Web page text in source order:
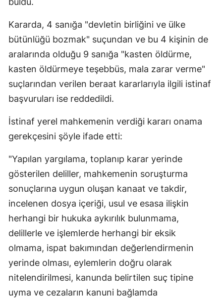
Zonguldak
Aksaray
Bayburt
Karaman
Batman
Bartın
Ardahan
Iğdır
Yalova
Karabük
Kilis
Osmaniye
Kararda, 4 sanığa "devletin birliğini ve ülke
bütünlüğü bozmak" suçundan ve bu 4 kişinin de
aralarında olduğu 9 sanığa "kasten öldürme,
kasten öldürmeye teşebbüs, mala zarar verme"
suçlarından verilen beraat kararlarıyla ilgili istinaf
başvuruları ise reddedildi.
İstinaf yerel mahkemenin verdiği kararı onama
gerekçesini şöyle ifade etti:
"Yapılan yargılama, toplanıp karar yerinde
gösterilen deliller, mahkemenin soruşturma
sonuçlarına uygun oluşan kanaat ve takdir,
incelenen dosya içeriği, usul ve esasa ilişkin
herhangi bir hukuka aykırılık bulunmama,
delillerle ve işlemlerde herhangi bir eksik
olmama, ispat bakımından değerlendirmenin
yerinde olması, eylemlerin doğru olarak
nitelendirilmesi, kanunda belirtilen suç tipine
uyma ve cezaların kanuni bağlamda